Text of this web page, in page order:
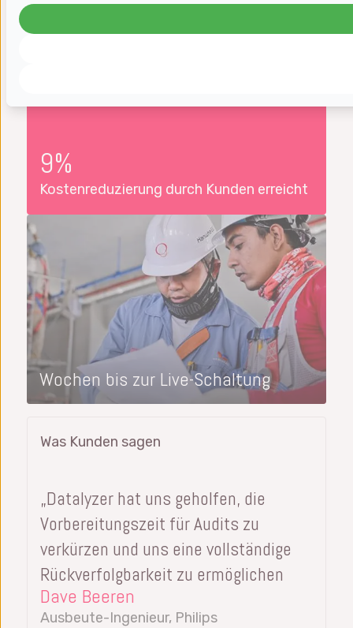
9%
Kostenreduzierung durch Kunden erreicht
Wochen bis zur Live-Schaltung
Was Kunden sagen
„Datalyzer hat uns geholfen, die
Vorbereitungszeit für Audits zu
verkürzen und uns eine vollständige
Rückverfolgbarkeit zu ermöglichen
Dave Beeren
Ausbeute-Ingenieur, Philips